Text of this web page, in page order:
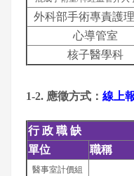
外科部手術專責護
心導管室
核子醫學科
1-2. 應徵方式： 線上
行 政 職 缺
單位
職稱
醫事室計價組